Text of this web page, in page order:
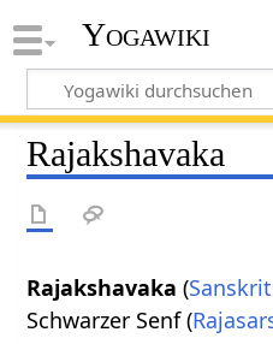
Yogawiki
Rajakshavaka
Rajakshavaka (Sanskrit
Schwarzer Senf (